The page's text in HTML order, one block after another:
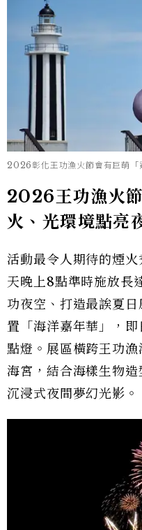
2026彰化王功漁火節會有巨萌「
2026王功漁火
火、光環境點亮
活動最令人期待的煙
天晚上8點準時施放長
功夜空、打造最誒夏
置「海洋嘉年華」，
點燈。展區橫跨王功
海宮，結合海樣生物
沉浸式夜間夢幻光影。